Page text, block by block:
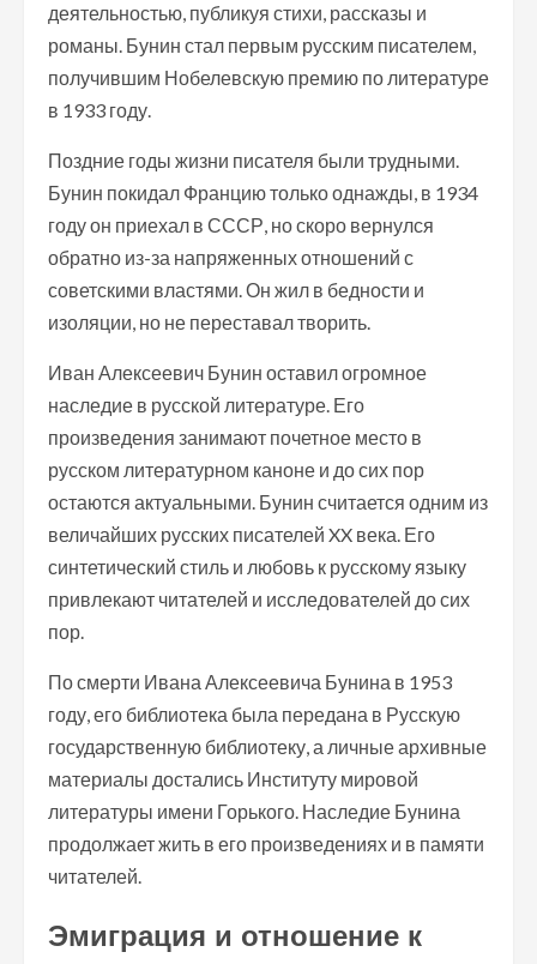
деятельностью, публикуя стихи, рассказы и
романы. Бунин стал первым русским писателем,
получившим Нобелевскую премию по литературе
в 1933 году.
Поздние годы жизни писателя были трудными.
Бунин покидал Францию только однажды, в 1934
году он приехал в СССР, но скоро вернулся
обратно из-за напряженных отношений с
советскими властями. Он жил в бедности и
изоляции, но не переставал творить.
Иван Алексеевич Бунин оставил огромное
наследие в русской литературе. Его
произведения занимают почетное место в
русском литературном каноне и до сих пор
остаются актуальными. Бунин считается одним из
величайших русских писателей XX века. Его
синтетический стиль и любовь к русскому языку
привлекают читателей и исследователей до сих
пор.
По смерти Ивана Алексеевича Бунина в 1953
году, его библиотека была передана в Русскую
государственную библиотеку, а личные архивные
материалы достались Институту мировой
литературы имени Горького. Наследие Бунина
продолжает жить в его произведениях и в памяти
читателей.
Эмиграция и отношение к